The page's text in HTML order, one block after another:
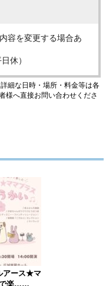
容を変更する場合あ
休）
細な日時・場所・料金等は各
様へ直接お問い合わせくださ
アース★マ
で楽……